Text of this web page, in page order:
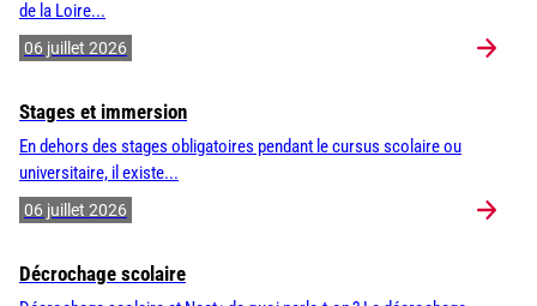
de la Loire...
06 juillet 2026
Stages et immersion
En dehors des stages obligatoires pendant le cursus scolaire ou
universitaire, il existe...
06 juillet 2026
Décrochage scolaire